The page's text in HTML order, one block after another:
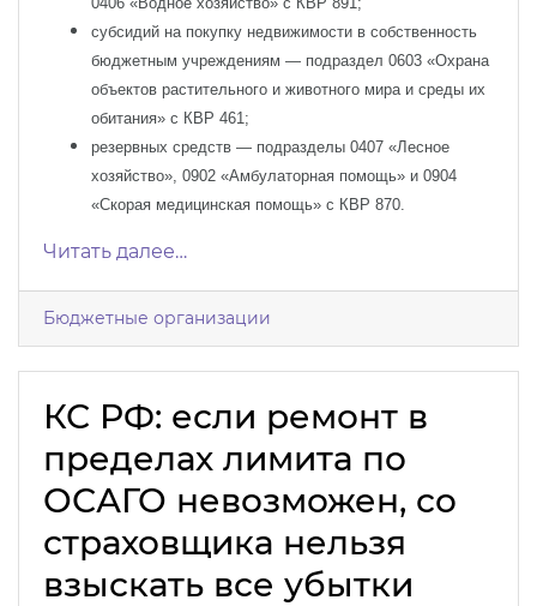
субсидий на покупку недвижимости в собственность
бюджетным учреждениям — подраздел 0603 «Охрана
объектов растительного и животного мира и среды их
обитания» с КВР 461;
резервных средств — подразделы 0407 «Лесное
хозяйство», 0902 «Амбулаторная помощь» и 0904
«Скорая медицинская помощь» с КВР 870.
Читать далее…
Бюджетные организации
КС РФ: если ремонт в
пределах лимита по
ОСАГО невозможен, со
страховщика нельзя
взыскать все убытки